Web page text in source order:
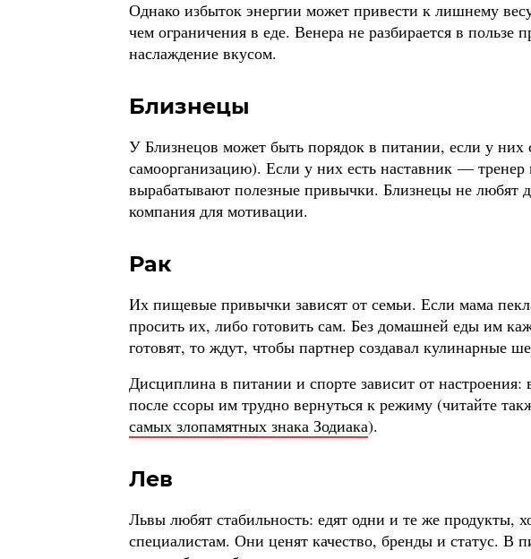
Однако избыток энергии может привести к лишнему
чем ограничения в еде. Венера не разбирается в пользе
наслаждение вкусом.
Близнецы
У Близнецов может быть порядок в питании, если у
самоорганизацию). Если у них есть наставник —
вырабатывают полезные привычки. Близнецы не любят
компания для мотивации.
Рак
Их пищевые привычки зависят от семьи. Если мама
просить их, либо готовить сам. Без домашней еды им
готовят, то ждут, чтобы партнер создавал кулинарные
Дисциплина в питании и спорте зависит от настроения:
после ссоры им трудно вернуться к режиму (читайте
самых злопамятных знака Зодиака).
Лев
Львы любят стабильность: едят одни и те же продукты,
специалистам. Они ценят качество, бренды и статус. В